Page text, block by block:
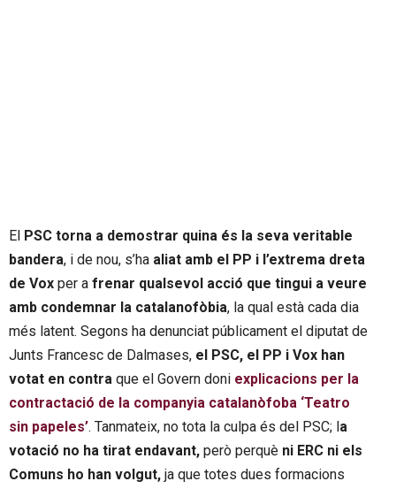
El PSC torna a demostrar quina és la seva veritable
bandera, i de nou, s’ha aliat amb el PP i l’extrema dreta
de Vox per a frenar qualsevol acció que tingui a veure
amb condemnar la catalanofòbia, la qual està cada dia
més latent. Segons ha denunciat públicament el diputat de
Junts Francesc de Dalmases, el PSC, el PP i Vox han
votat en contra que el Govern doni explicacions per la
contractació de la companyia catalanòfoba ‘Teatro
sin papeles’. Tanmateix, no tota la culpa és del PSC; la
votació no ha tirat endavant, però perquè ni ERC ni els
Comuns ho han volgut, ja que totes dues formacions